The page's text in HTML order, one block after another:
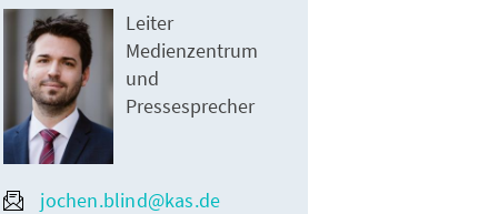
Leiter
Medienzentrum
und
Pressesprecher
jochen.blind@kas.de